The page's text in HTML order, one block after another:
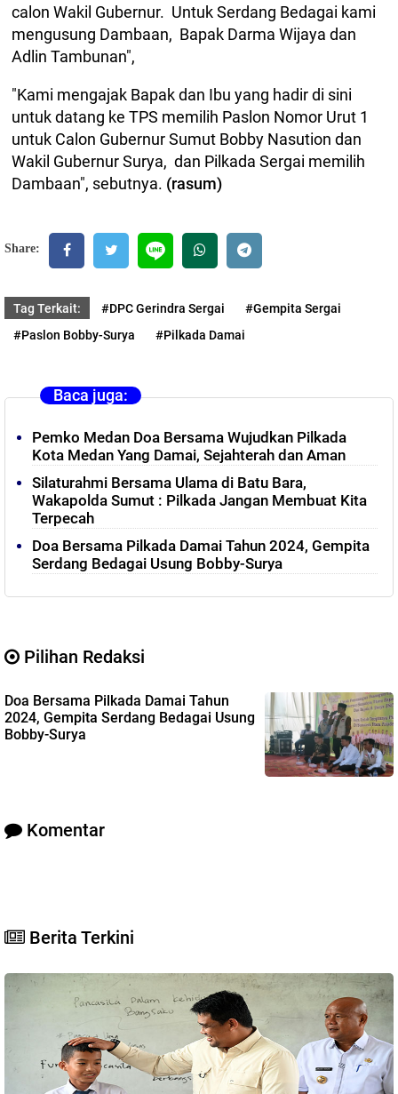
calon Wakil Gubernur. Untuk Serdang Bedagai kami
mengusung Dambaan, Bapak Darma Wijaya dan
Adlin Tambunan",
"Kami mengajak Bapak dan Ibu yang hadir di sini
untuk datang ke TPS memilih Paslon Nomor Urut 1
untuk Calon Gubernur Sumut Bobby Nasution dan
Wakil Gubernur Surya, dan Pilkada Sergai memilih
Dambaan", sebutnya. (rasum)
Share:
Tag Terkait: #DPC Gerindra Sergai
#Gempita Sergai
#Paslon Bobby-Surya
#Pilkada Damai
Baca juga:
Pemko Medan Doa Bersama Wujudkan Pilkada
Kota Medan Yang Damai, Sejahterah dan Aman
Silaturahmi Bersama Ulama di Batu Bara,
Wakapolda Sumut : Pilkada Jangan Membuat Kita
Terpecah
Doa Bersama Pilkada Damai Tahun 2024, Gempita
Serdang Bedagai Usung Bobby-Surya
Pilihan Redaksi
Doa Bersama Pilkada Damai Tahun
2024, Gempita Serdang Bedagai Usung
Bobby-Surya
Komentar
Berita Terkini